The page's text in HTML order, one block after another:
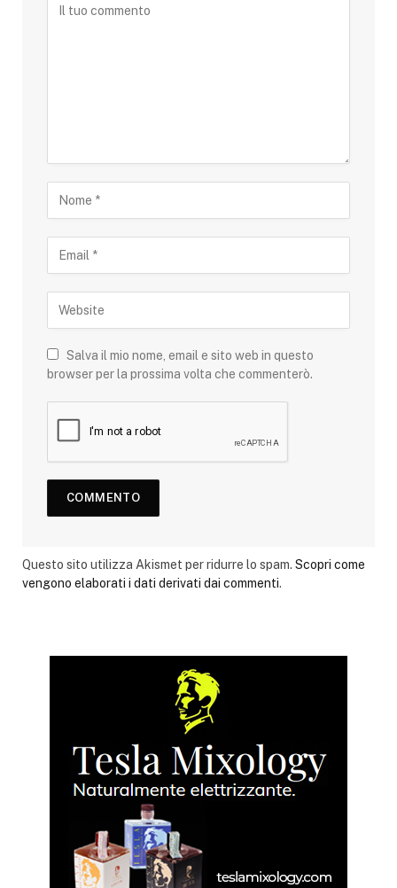
Salva il mio nome, email e sito web in questo
browser per la prossima volta che commenterò.
Questo sito utilizza Akismet per ridurre lo spam. Scopri come
vengono elaborati i dati derivati dai commenti.